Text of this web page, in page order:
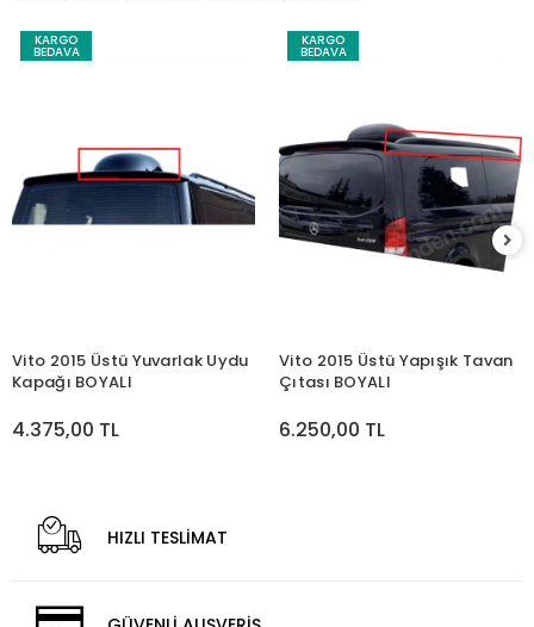
KARGO
BEDAVA
Vito 2015 Üstü Yuvarlak Uydu
Kapağı BOYALI
4.375,00 TL
KARGO
BEDAVA
Vito 2015 Üstü Yapışık Tavan
Çıtası BOYALI
6.250,00 TL
HIZLI TESLİMAT